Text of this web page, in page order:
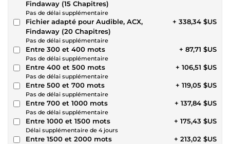
Findaway (15 Chapitres)
Pas de délai supplémentaire
Fichier adapté pour Audible, ACX,
Findaway (20 Chapitres)
Pas de délai supplémentaire
+ 338,34 $US
Entre 300 et 400 mots
Pas de délai supplémentaire
+ 87,71 $US
Entre 400 et 500 mots
Pas de délai supplémentaire
+ 106,51 $US
Entre 500 et 700 mots
Pas de délai supplémentaire
+ 119,05 $US
Entre 700 et 1000 mots
Pas de délai supplémentaire
+ 137,84 $US
Entre 1000 et 1500 mots
Délai supplémentaire de 4 jours
+ 175,43 $US
Entre 1500 et 2000 mots + 213,02 $US